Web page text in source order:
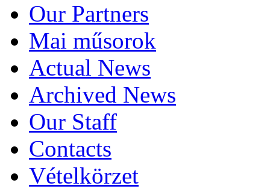
Our Partners
Mai műsorok
Actual News
Archived News
Our Staff
Contacts
Vételkörzet